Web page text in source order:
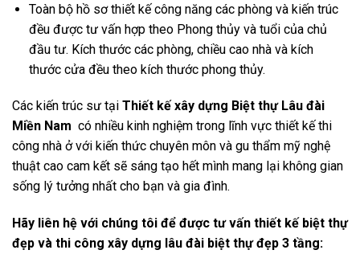
Toàn bộ hồ sơ thiết kế công năng các phòng và kiến trúc
đều được tư vấn hợp theo Phong thủy và tuổi của chủ
đầu tư. Kích thước các phòng, chiều cao nhà và kích
thước cửa đều theo kích thước phong thủy.
Các kiến trúc sư tại Thiết kế xây dựng Biệt thự Lâu đài
Miền Nam có nhiều kinh nghiệm trong lĩnh vực thiết kế thi
công nhà ở với kiến thức chuyên môn và gu thẩm mỹ nghệ
thuật cao cam kết sẽ sáng tạo hết mình mang lại không gian
sống lý tưởng nhất cho bạn và gia đình.
Hãy liên hệ với chúng tôi để được tư vấn thiết kế biệt thự
đẹp và thi công xây dựng lâu đài biệt thự đẹp 3 tầng: